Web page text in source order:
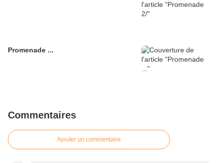
Promenade ...
Commentaires
Ajouter un commentaire